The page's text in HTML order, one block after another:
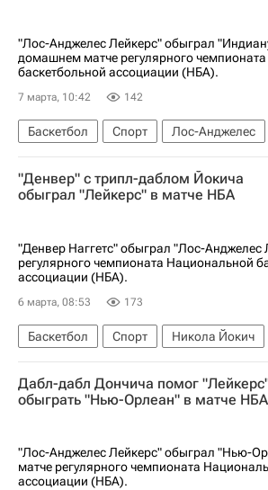
"Лос-Анджелес Лейкерс" обыграл
домашнем матче регулярного
баскетбольной ассоциации (НБА).
7 марта, 10:42 142
Баскетбол Спорт
Лос-Анджелес
Лука Дончич
Лос-Анджелес Лейкерс
Индиана Пэйсерс
Бостон Селтикс
"Денвер" с трипл-даблом Йокича
обыграл "Лейкерс" в матче НБА
"Денвер Наггетс" обыграл "Лос-Анджелес
регулярного чемпионата Национальной
ассоциации (НБА).
6 марта, 08:53 173
Баскетбол Спорт
Никола Йокич
Лука Дончич
Леброн Джеймс
Денвер Наггетс
Лос-Анджелес
Дабл-дабл Дончича помог
обыграть "Нью-Орлеан" в матче НБА
"Лос-Анджелес Лейкерс" обыграл "Нью-
матче регулярного чемпионата
ассоциации (НБА).